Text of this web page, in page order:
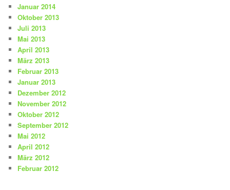
Januar 2014
Oktober 2013
Juli 2013
Mai 2013
April 2013
März 2013
Februar 2013
Januar 2013
Dezember 2012
November 2012
Oktober 2012
September 2012
Mai 2012
April 2012
März 2012
Februar 2012